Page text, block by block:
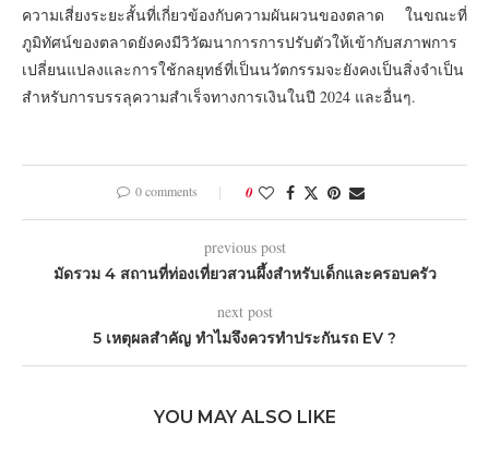
ความเสี่ยงระยะสั้นที่เกี่ยวข้องกับความผันผวนของตลาด ในขณะที่
ภูมิทัศน์ของตลาดยังคงมีวิวัฒนาการการปรับตัวให้เข้ากับสภาพการ
เปลี่ยนแปลงและการใช้กลยุทธ์ที่เป็นนวัตกรรมจะยังคงเป็นสิ่งจำเป็น
สำหรับการบรรลุความสำเร็จทางการเงินในปี 2024 และอื่นๆ.
0 comments 0
previous post
มัดรวม 4 สถานที่ท่องเที่ยวสวนผึ้งสำหรับเด็กและครอบครัว
next post
5 เหตุผลสำคัญ ทำไมจึงควรทำประกันรถ EV ?
YOU MAY ALSO LIKE